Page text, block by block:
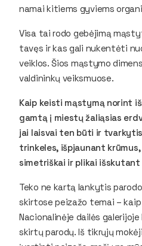
namai kitiems gyviems
Visa tai rodo gebėjimą
tavęs ir kas gali nukentėti
veiklos. Šios mąstymo
valdininkų veiksmuose.
Kaip keisti mąstymą norint
gamtą į miestų žaliąsias
jai laisvai ten būti ir
trinkeles, išpjaunant
simetriškai ir plikai išskutant
Teko ne kartą lankytis
skirtose peizažo temai –
Nacionalinėje dailės
skirtų parodų. Iš tikrųjų